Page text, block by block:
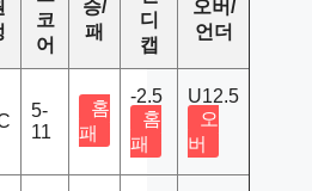
코
어
승/
패
디
캡
오버/
언더
5-
11
홈
패
-2.5
홈
패
U12.5
오
버